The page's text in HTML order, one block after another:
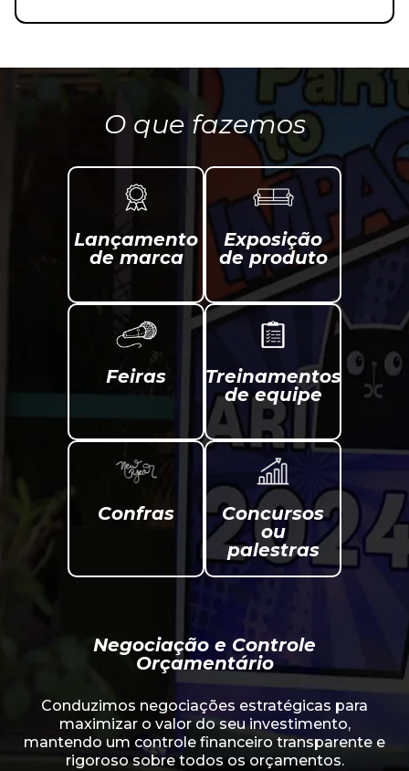
O que fazemos
Lançamento
de marca
Exposição
de produto
Feiras
Treinamentos
de equipe
Confras
Concursos
ou
palestras
Negociação e Controle
Orçamentário
Conduzimos negociações estratégicas para
maximizar o valor do seu investimento,
mantendo um controle financeiro transparente e
rigoroso sobre todos os orçamentos.